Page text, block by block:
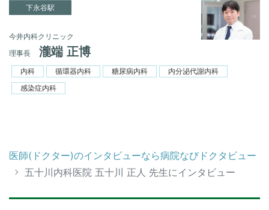
下永谷駅
今井内科クリニック
理事長
瀧端 正博
内科 循環器内科 糖尿病内科
内分泌代謝内科
感染症内科
医師(ドクター)のインタビューなら病院なびドクタビュー
五十川内科医院 五十川 正人 先生にインタビュー